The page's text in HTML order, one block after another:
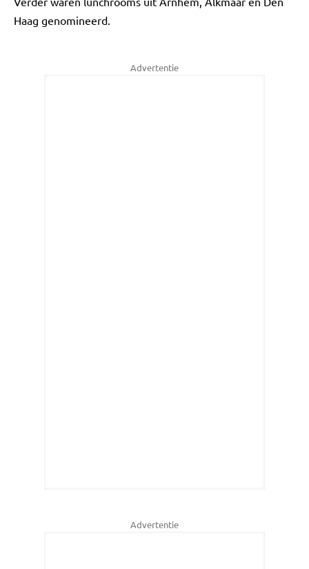
Haag genomineerd.
Advertentie
Advertentie